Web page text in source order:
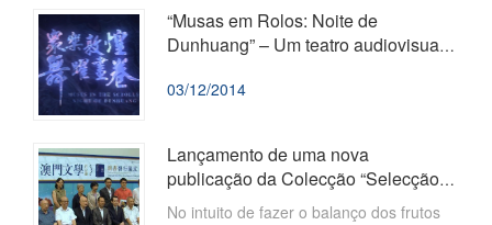
“Musas em Rolos: Noite de
Dunhuang” – Um teatro audiovisual e
03/12/2014
Lançamento de uma nova
publicação da Colecção “Selecção
de Obras Literárias de Macau de
​No intuito de fazer o balanço dos frutos